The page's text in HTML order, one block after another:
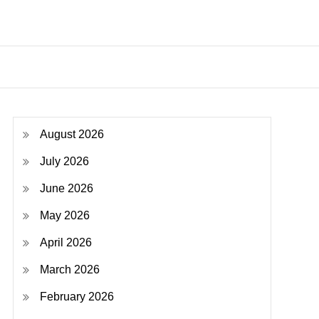
August 2026
July 2026
June 2026
May 2026
April 2026
March 2026
February 2026